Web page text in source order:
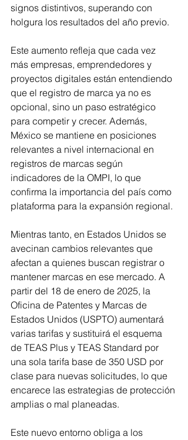
signos distintivos, superando con
holgura los resultados del año previo.
Este aumento refleja que cada vez
más empresas, emprendedores y
proyectos digitales están entendiendo
que el registro de marca ya no es
opcional, sino un paso estratégico
para competir y crecer. Además,
México se mantiene en posiciones
relevantes a nivel internacional en
registros de marcas según
indicadores de la OMPI, lo que
confirma la importancia del país como
plataforma para la expansión regional.
Mientras tanto, en Estados Unidos se
avecinan cambios relevantes que
afectan a quienes buscan registrar o
mantener marcas en ese mercado. A
partir del 18 de enero de 2025, la
Oficina de Patentes y Marcas de
Estados Unidos (USPTO) aumentará
varias tarifas y sustituirá el esquema
de TEAS Plus y TEAS Standard por
una sola tarifa base de 350 USD por
clase para nuevas solicitudes, lo que
encarece las estrategias de protección
amplias o mal planeadas.
Este nuevo entorno obliga a los